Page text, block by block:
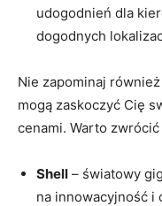
udogodnień dla
dogodnych
Nie zapominaj
mogą zaskoczyć Cię
cenami. Warto zwrócić
Shell – światowy
na innowacyjność i